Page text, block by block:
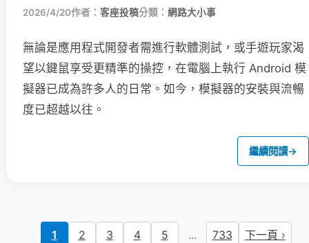
2026/4/20作者： 客座投稿分類： 網路大小事
無論是應用程式開發者需進行軟體測試，或手遊玩家渴
望以鍵鼠享受更精準的操控，在電腦上執行 Android 模
擬器已成為許多人的日常。如今，模擬器的安裝與流暢
度已超越以往。
繼續閱讀→
1 2 3 4 5 ... 733 下一頁 ›